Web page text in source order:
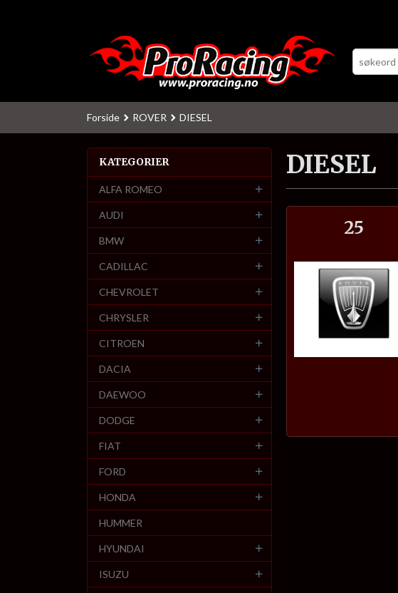
Forside ROVER DIESEL
DIESEL
25
KATEGORIER
ALFA ROMEO
AUDI
BMW
CADILLAC
CHEVROLET
CHRYSLER
CITROEN
DACIA
DAEWOO
DODGE
FIAT
FORD
HONDA
HUMMER
HYUNDAI
ISUZU